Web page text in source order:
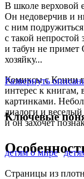
В школе верховой
Он недоверчив и
с ним
с такой
и табун не
хозяйку...
Комиксы с Конни
интерес к
картинками.
диалоги и
и он захочет
Страницы из
Развернуть
Ключевые
детям о мире